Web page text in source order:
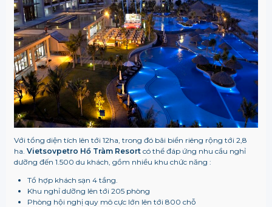
Với tổng diện tích lên tới 12ha, trong đó bãi biển riêng rộng tới 2,8
ha. Vietsovpetro Hồ Tràm Resortcó thể đáp ứng nhu cầu nghỉ
dưỡng đến 1.500 du khách, gồm nhiều khu chức năng :
Tổ hợp khách sạn 4 tầng.
Khu nghỉ dưỡng lên tới 205 phòng
Phòng hội nghị quy mô cực lớn lên tới 800 chỗ